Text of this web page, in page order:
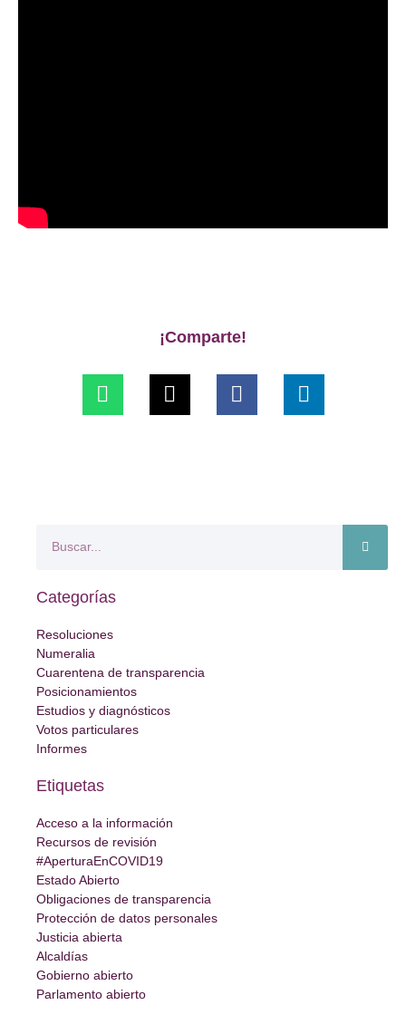
¡Comparte!
Categorías
Resoluciones
Numeralia
Cuarentena de transparencia
Posicionamientos
Estudios y diagnósticos
Votos particulares
Informes
Etiquetas
Acceso a la información
Recursos de revisión
#AperturaEnCOVID19
Estado Abierto
Obligaciones de transparencia
Protección de datos personales
Justicia abierta
Alcaldías
Gobierno abierto
Parlamento abierto